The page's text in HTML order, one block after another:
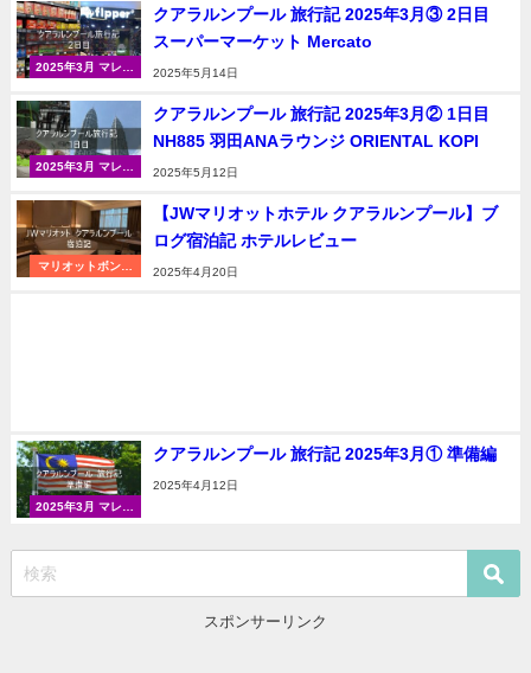
2025年3月 マレー
プール）
クアラルンプール 旅行記 2025年3月③ 2日目
スーパーマーケット Mercato
2025年5月14日
2025年3月 マレー
プール）
クアラルンプール 旅行記 2025年3月② 1日目
NH885 羽田ANAラウンジ ORIENTAL KOPI
2025年5月12日
マリオットボンヴ
【JWマリオットホテル クアラルンプール】ブ
ログ宿泊記 ホテルレビュー
2025年4月20日
2025年3月 マレー
クアラルンプール 旅行記 2025年3月① 準備編
2025年4月12日
スポンサーリンク